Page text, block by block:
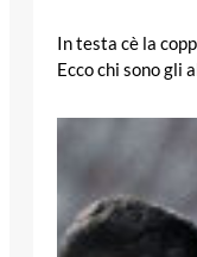
In testa cè la
Ecco chi sono gli